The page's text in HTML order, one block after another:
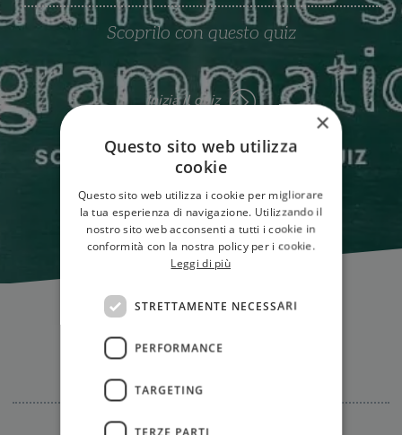
Scoprilo con questo quiz
Inizia il quiz
Tutti i quiz
×
Questo sito web utilizza
cookie
Questo sito web utilizza i cookie per migliorare
la tua esperienza di navigazione. Utilizzando il
nostro sito web acconsenti a tutti i cookie in
conformità con la nostra policy per i cookie.
Leggi di più
STRETTAMENTE NECESSARI
PERFORMANCE
TARGETING
TERZE PARTI